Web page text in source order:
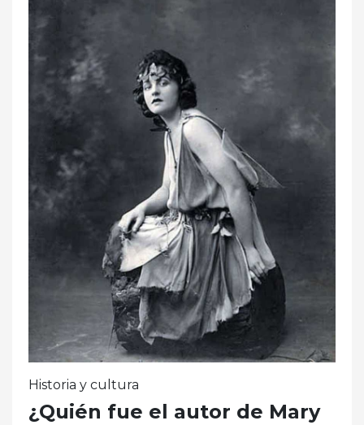
Historia y cultura
¿Quién fue el autor de Mary